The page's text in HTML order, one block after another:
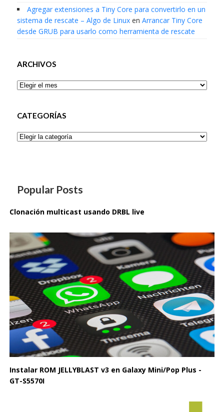
Agregar extensiones a Tiny Core para convertirlo en un
sistema de rescate – Algo de Linuxen Arrancar Tiny Core
desde GRUB para usarlo como herramienta de rescate
ARCHIVOS
Archivos
CATEGORÍAS
Categorías
Popular Posts
Clonación multicast usando DRBL live
Instalar ROM JELLYBLAST v3 en Galaxy Mini/Pop Plus -
GT-S5570I